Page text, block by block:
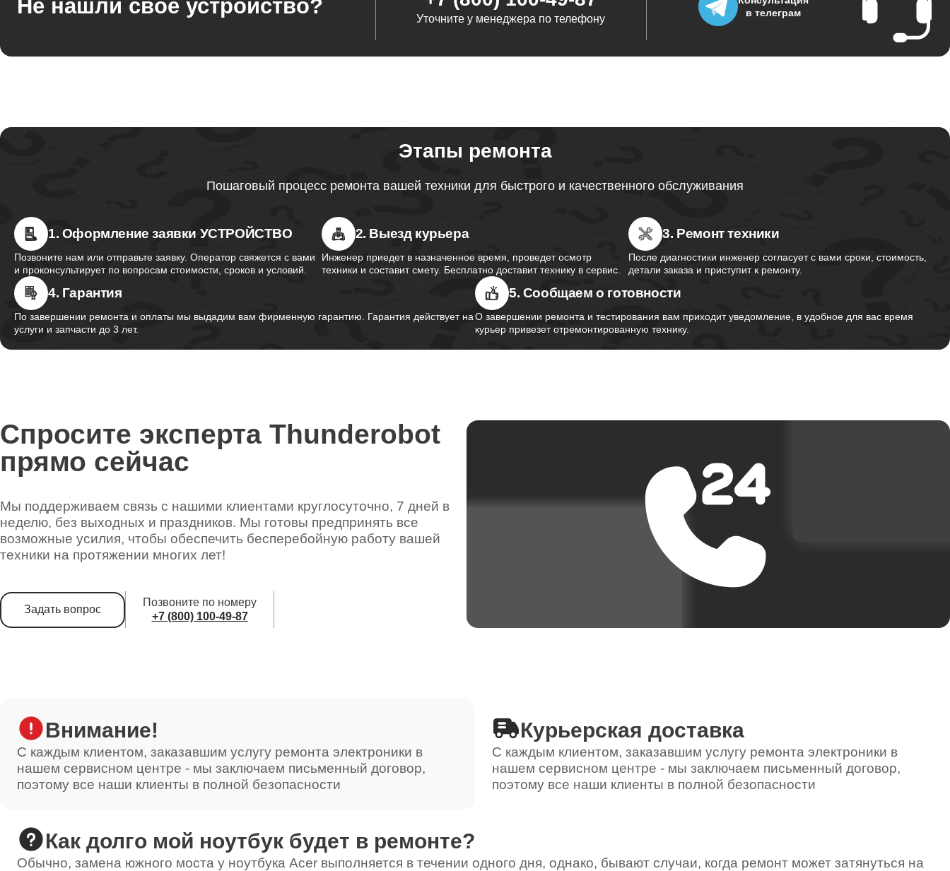
Не нашли свое устройство?
Уточните у менеджера по телефону
в телеграм
Этапы ремонта
Пошаговый процесс ремонта вашей техники для быстрого и качественного обслуживания
1. Оформление заявки УСТРОЙСТВО
Позвоните нам или отправьте заявку. Оператор свяжется с вами
и проконсультирует по вопросам стоимости, сроков и условий.
2. Выезд курьера
Инженер приедет в назначенное время, проведет осмотр
техники и составит смету. Бесплатно доставит технику в сервис.
3. Ремонт техники
После диагностики инженер согласует с вами сроки, стоимость,
детали заказа и приступит к ремонту.
4. Гарантия
По завершении ремонта и оплаты мы выдадим вам фирменную гарантию. Гарантия действует на
услуги и запчасти до 3 лет.
5. Сообщаем о готовности
О завершении ремонта и тестирования вам приходит уведомление, в удобное для вас время
курьер привезет отремонтированную технику.
Спросите эксперта Thunderobot
прямо сейчас
Мы поддерживаем связь с нашими клиентами круглосуточно, 7 дней в
неделю, без выходных и праздников. Мы готовы предпринять все
возможные усилия, чтобы обеспечить бесперебойную работу вашей
техники на протяжении многих лет!
Задать вопрос
Позвоните по номеру
+7 (800) 100-49-87
Внимание!
С каждым клиентом, заказавшим услугу ремонта электроники в
нашем сервисном центре - мы заключаем письменный договор,
поэтому все наши клиенты в полной безопасности
Курьерская доставка
С каждым клиентом, заказавшим услугу ремонта электроники в
нашем сервисном центре - мы заключаем письменный договор,
поэтому все наши клиенты в полной безопасности
Как долго мой ноутбук будет в ремонте?
Обычно, замена южного моста у ноутбука Acer выполняется в течении одного дня, однако, бывают случаи, когда ремонт может затянуться на